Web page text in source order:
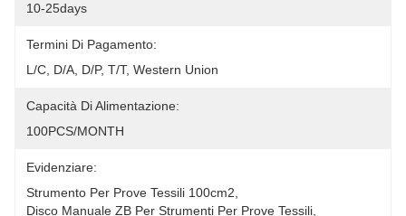
10-25days
Termini Di Pagamento:
L/C, D/A, D/P, T/T, Western Union
Capacità Di Alimentazione:
100PCS/MONTH
Evidenziare:
Strumento Per Prove Tessili 100cm2
Disco Manuale ZB Per Strumenti Per Prove Tessili